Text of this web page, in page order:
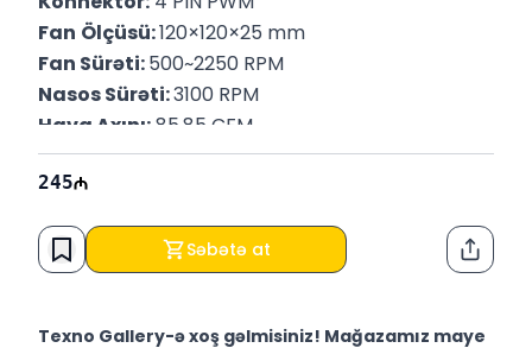
Fan Ölçüsü: 120×120×25 mm
Fan Sürəti: 500~2250 RPM
Nasos Sürəti: 3100 RPM
Hava Axını: 85.85 CFM
Fan Hava Təzyiqi: 3.27 mmAq
TDP: 280W
245
Səbətə at
Texno Gallery-ə xoş gəlmisiniz! Mağazamız maye